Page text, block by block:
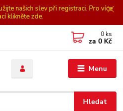
našich slev při registraci. Pro více
klikněte zde.
Menu
Hledat
0 ks
za 0 Kč